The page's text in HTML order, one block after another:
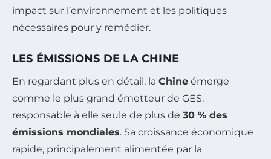
impact sur l’environnement et les politiques
nécessaires pour y remédier.
LES ÉMISSIONS DE LA CHINE
En regardant plus en détail, la Chine émerge
comme le plus grand émetteur de GES,
responsable à elle seule de plus de 30 % des
émissions mondiales. Sa croissance économique
rapide, principalement alimentée par la